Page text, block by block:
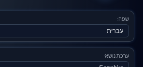
שפה:
ערכת נושא: